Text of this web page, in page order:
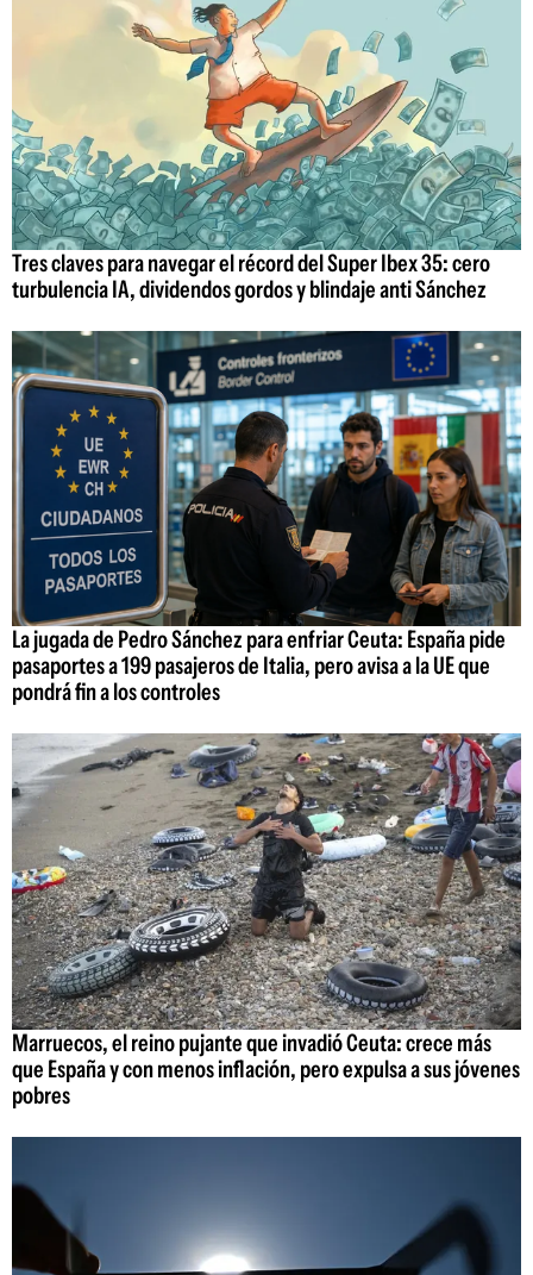
Tres claves para navegar el récord del Super Ibex 35: cero
turbulencia IA, dividendos gordos y blindaje anti Sánchez
La jugada de Pedro Sánchez para enfriar Ceuta: España pide
pasaportes a 199 pasajeros de Italia, pero avisa a la UE que
pondrá fin a los controles
Marruecos, el reino pujante que invadió Ceuta: crece más
que España y con menos inflación, pero expulsa a sus jóvenes
pobres